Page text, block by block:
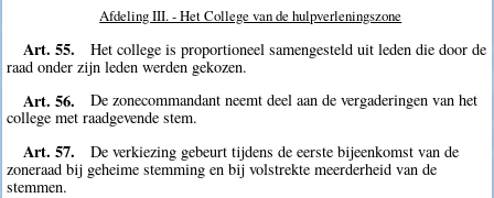
Afdeling III. - Het College van de hulpverleningszone
Art. 55.
Het college is proportioneel samengesteld uit leden die door de
raad onder zijn leden werden gekozen.
Art. 56.
De zonecommandant neemt deel aan de vergaderingen van het
college met raadgevende stem.
Art. 57.
De verkiezing gebeurt tijdens de eerste bijeenkomst van de
zoneraad bij geheime stemming en bij volstrekte meerderheid van de
stemmen.